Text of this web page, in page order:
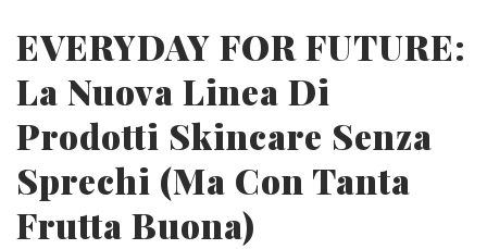
EVERYDAY FOR FUTURE:
La Nuova Linea Di
Prodotti Skincare Senza
Sprechi (ma Con Tanta
Frutta Buona)